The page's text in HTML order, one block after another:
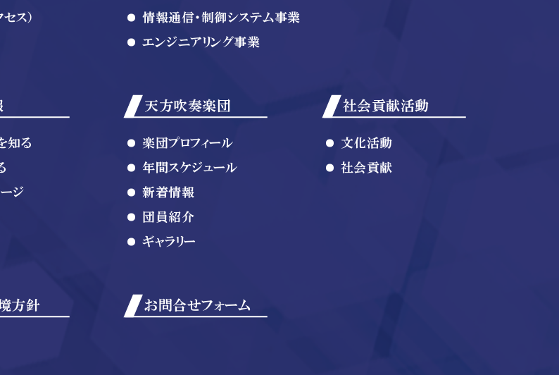
ス）
情報通信・制御システム事業
エンジニアリング事業
知る
ジ
天方吹奏楽団
楽団プロフィール
年間スケジュール
新着情報
団員紹介
ギャラリー
社会貢献活動
文化活動
社会貢献
方針 お問合せフォーム